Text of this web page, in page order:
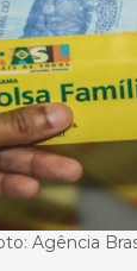
Agência